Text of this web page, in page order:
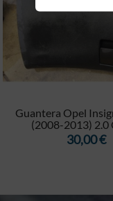
Guantera Opel
(2008-2013) 2.0
Precio
30,00 €